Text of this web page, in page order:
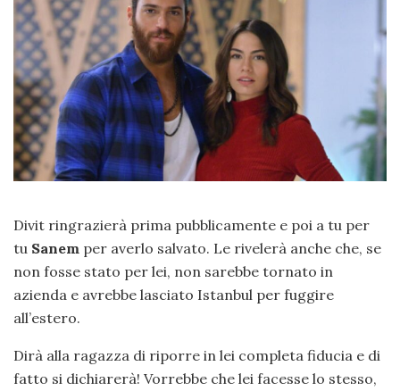
Divit ringrazierà prima pubblicamente e poi a tu per
tu Sanem per averlo salvato. Le rivelerà anche che, se
non fosse stato per lei, non sarebbe tornato in
azienda e avrebbe lasciato Istanbul per fuggire
all’estero.
Dirà alla ragazza di riporre in lei completa fiducia e di
fatto si dichiarerà! Vorrebbe che lei facesse lo stesso,